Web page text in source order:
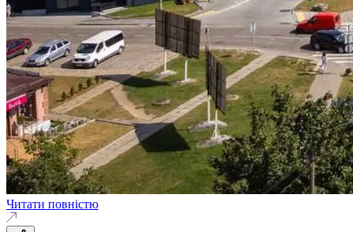
Читати повністю